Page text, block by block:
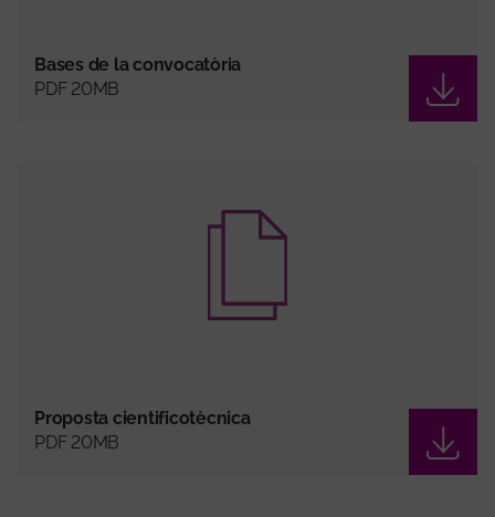
Bases de la convocatòria
PDF 20MB
Proposta cientificotècnica
PDF 20MB